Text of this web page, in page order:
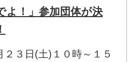
よ！」参加団体が決
２３日(土)１０時～１５